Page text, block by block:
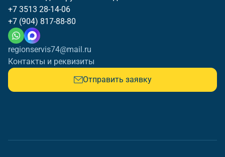
+7 3513 28-14-06
+7 (904) 817-88-80
regionservis74@mail.ru
Контакты и реквизиты
Отправить заявку